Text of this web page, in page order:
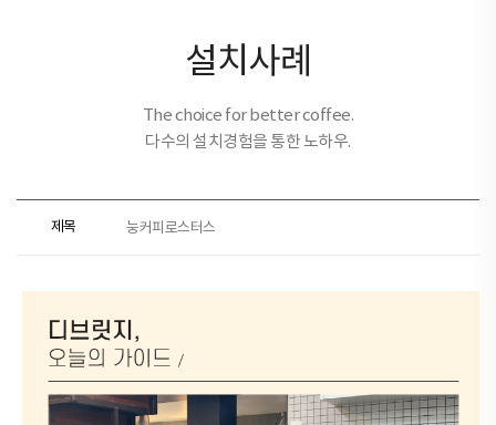
설치사례
The choice for better coffee.
다수의 설치경험을 통한 노하우.
제목 눙커피로스터스